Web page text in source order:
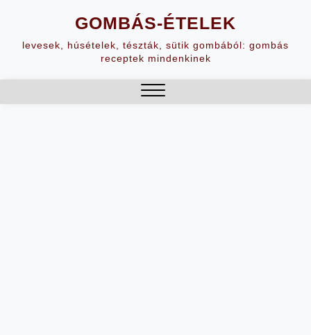
content
GOMBÁS-ÉTELEK
levesek, húsételek, tészták, sütik gombából: gombás
receptek mindenkinek